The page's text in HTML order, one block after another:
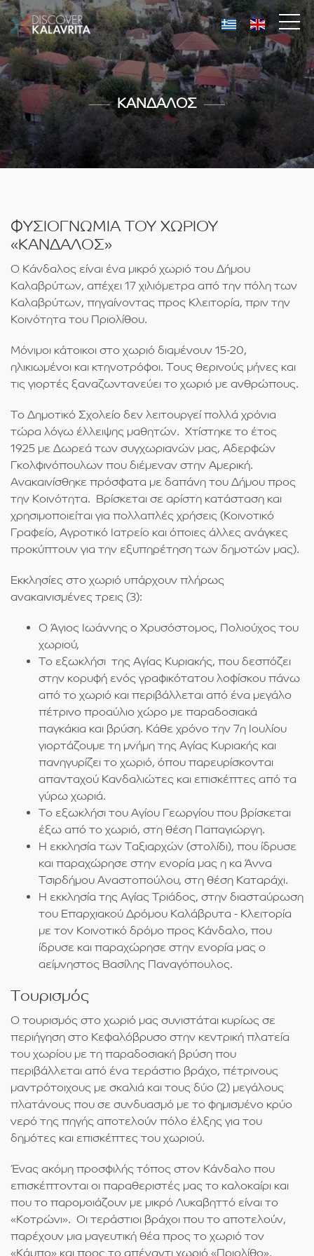
ΚΑΝΔΑΛΟΣ
ΦΥΣΙΟΓΝΩΜΙΑ ΤΟΥ ΧΩΡΙΟΥ
«ΚΑΝΔΑΛΟΣ»
Ο Κάνδαλος είναι ένα μικρό χωριό του Δήμου
Καλαβρύτων, απέχει 17 χιλιόμετρα από την πόλη των
Καλαβρύτων, πηγαίνοντας προς Κλειτορία, πριν την
Κοινότητα του Πριολίθου.
Μόνιμοι κάτοικοι στο χωριό διαμένουν 15-20,
ηλικιωμένοι και κτηνοτρόφοι. Τους θερινούς μήνες και
τις γιορτές ξαναζωντανεύει το χωριό με ανθρώπους.
Το Δημοτικό Σχολείο δεν λειτουργεί πολλά χρόνια
τώρα λόγω έλλειψης μαθητών. Χτίστηκε το έτος
1925 με Δωρεά των συγχωριανών μας, Αδερφών
Γκολφινόπουλων που διέμεναν στην Αμερική.
Ανακαινίσθηκε πρόσφατα με δαπάνη του Δήμου προς
την Κοινότητα. Βρίσκεται σε αρίστη κατάσταση και
χρησιμοποιείται για πολλαπλές χρήσεις (Κοινοτικό
Γραφείο, Αγροτικό Ιατρείο και όποιες άλλες ανάγκες
προκύπτουν για την εξυπηρέτηση των δημοτών μας).
Εκκλησίες στο χωριό υπάρχουν πλήρως
ανακαινισμένες τρεις (3):
Ο Άγιος Ιωάννης ο Χρυσόστομος, Πολιούχος του
χωριού,
Το εξωκλήσι της Αγίας Κυριακής, που δεσπόζει
στην κορυφή ενός γραφικότατου λοφίσκου πάνω
από το χωριό και περιβάλλεται από ένα μεγάλο
πέτρινο προαύλιο χώρο με παραδοσιακά
παγκάκια και βρύση. Κάθε χρόνο την 7η Ιουλίου
γιορτάζουμε τη μνήμη της Αγίας Κυριακής και
πανηγυρίζει το χωριό, όπου παρευρίσκονται
απανταχού Κανδαλιώτες και επισκέπτες από τα
γύρω χωριά.
Το εξωκλήσι του Αγίου Γεωργίου που βρίσκεται
έξω από το χωριό, στη θέση Παπαγιώργη.
Η εκκλησία των Ταξιαρχών (στολίδι), που ίδρυσε
και παραχώρησε στην ενορία μας η κα Άννα
Τσιρδήμου Αναστοπούλου, στη θέση Καταράχι.
Η εκκλησία της Αγίας Τριάδος, στην διασταύρωση
του Επαρχιακού Δρόμου Καλάβρυτα - Κλειτορία
με τον Κοινοτικό δρόμο προς Κάνδαλο, που
ίδρυσε και παραχώρησε στην ενορία μας ο
αείμνηστος Βασίλης Παναγόπουλος.
Τουρισμός
Ο τουρισμός στο χωριό μας συνιστάται κυρίως σε
περιήγηση στο Κεφαλόβρυσο στην κεντρική πλατεία
του χωρίου με τη παραδοσιακή βρύση που
περιβάλλεται από ένα τεράστιο βράχο, πέτρινους
μαντρότοιχους με σκαλιά και τους δύο (2) μεγάλους
πλατάνους που σε συνδυασμό με το φημισμένο κρύο
νερό της πηγής αποτελούν πόλο έλξης για του
δημότες και επισκέπτες του χωριού.
Ένας ακόμη προσφιλής τόπος στον Κάνδαλο που
επισκέπτονται οι παραθεριστές μας το καλοκαίρι και
που το παρομοιάζουν με μικρό Λυκαβηττό είναι το
«Κοτρώνι». Οι τεράστιοι βράχοι που το αποτελούν,
παρέχουν μια μαγευτική θέα προς το χωριό τον
«Κάμπο» και προς το απέναντι χωριό «Πριολίθο».